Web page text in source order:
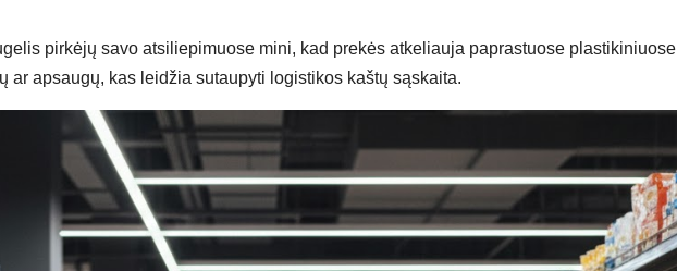
pirkėjų savo atsiliepimuose mini, kad prekės atkeliauja paprastuose plastikiniuose
ar apsaugų, kas leidžia sutaupyti logistikos kaštų sąskaita.